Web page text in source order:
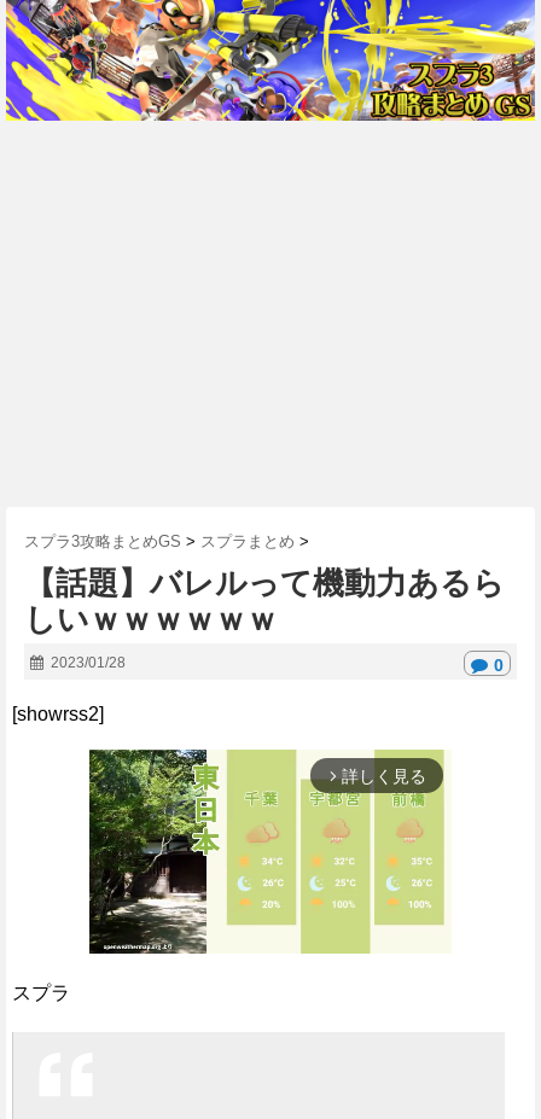
スプラ3攻略まとめGS > スプラまとめ >
【話題】バレルって機動力あるら
しいｗｗｗｗｗｗ
2023/01/28 0
[showrss2]
arrow_forward_ios 詳しく見る
スプラ